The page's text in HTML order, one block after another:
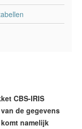
CBS-IRIS
de gegevens
namelijk